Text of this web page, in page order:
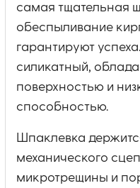
самая тщательная
обеспыливание
гарантируют
силикатный,
поверхностью и
способностью.
Шпаклевка
механического
микротрещины и